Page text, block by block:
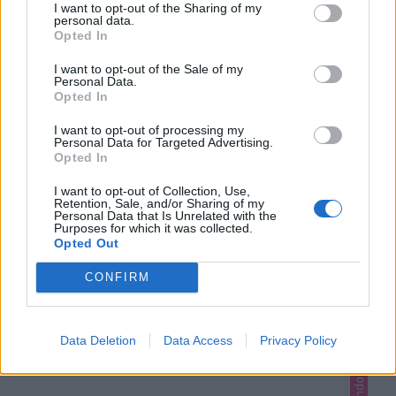
I want to opt-out of the Sharing of my
personal data.
Opted In
I want to opt-out of the Sale of my
Personal Data.
Opted In
I want to opt-out of processing my
Personal Data for Targeted Advertising.
Opted In
I want to opt-out of Collection, Use,
Retention, Sale, and/or Sharing of my
Personal Data that Is Unrelated with the
Purposes for which it was collected.
Opted Out
CONFIRM
Data Deletion Data Access Privacy Policy
FLER RECEPT...